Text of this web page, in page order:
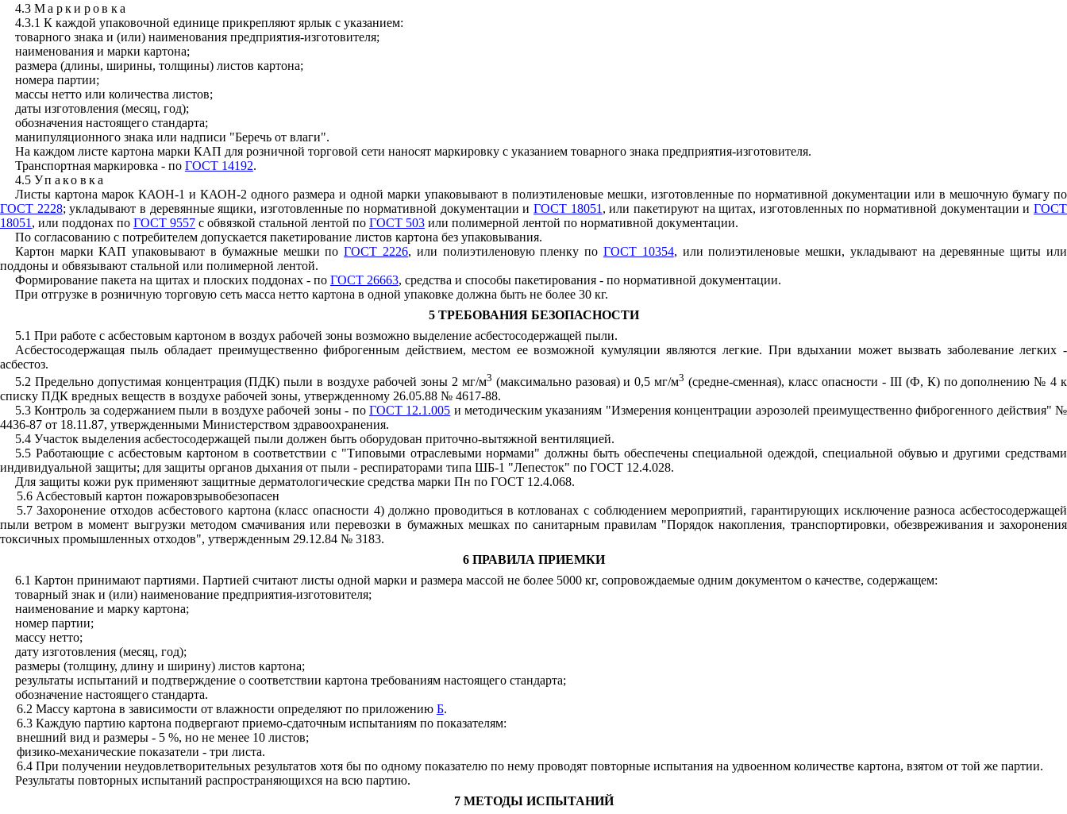
4.3 Маркировка
4.3.1 К каждой упаковочной единице прикрепляют ярлык с указанием:
товарного знака и (или) наименования предприятия-изготовителя;
наименования и марки картона;
размера (длины, ширины, толщины) листов картона;
номера партии;
массы нетто или количества листов;
даты изготовления (месяц, год);
обозначения настоящего стандарта;
манипуляционного знака или надписи "Беречь от влаги".
На каждом листе картона марки КАП для розничной торговой сети наносят маркировку с указанием товарного знака предприятия-изготовителя.
Транспортная маркировка - по ГОСТ 14192.
4.5 Упаковка
Листы картона марок КАОН-1 и КАОН-2 одного размера и одной марки упаковывают в полиэтиленовые мешки, изготовленные по нормативной документации или в мешочную бумагу по
ГОСТ 2228; укладывают в деревянные ящики, изготовленные по нормативной документации иГОСТ 18051 , или пакетируют на щитах, изготовленных по нормативной документации иГОСТ
18051 , или поддонах по ГОСТ 9557 с обвязкой стальной лентой по ГОСТ 503 или полимерной лентой по нормативной документации.
По согласованию с потребителем допускается пакетирование листов картона без упаковывания.
Картон марки КАП упаковывают в бумажные мешки поГОСТ 2226, или полиэтиленовую пленку по ГОСТ 10354, или полиэтиленовые мешки, укладывают на деревянные щиты или
поддоны и обвязывают стальной или полимерной лентой.
Формирование пакета на щитах и плоских поддонах - по ГОСТ 26663, средства и способы пакетирования - по нормативной документации.
При отгрузке в розничную торговую сеть масса нетто картона в одной упаковке должна быть не более 30 кг.
5 ТРЕБОВАНИЯ БЕЗОПАСНОСТИ
5.1 При работе с асбестовым картоном в воздух рабочей зоны возможно выделение асбестосодержащей пыли.
Асбестосодержащая пыль обладает преимущественно фиброгенным действием, местом ее возможной кумуляции являются легкие. При вдыхании может вызвать заболевание легких -
асбестоз.
5.2 Предельно допустимая концентрация (ПДК) пыли в воздухе рабочей зоны 2 мг/м3 (максимально разовая) и 0,5 мг/м3 (средне-сменная), класс опасности - III(Ф, К) по дополнению № 4 к
списку ПДК вредных веществ в воздухе рабочей зоны, утвержденному 26.05.88 № 4617-88.
5.3 Контроль за содержанием пыли в воздухе рабочей зоны - по ГОСТ 12.1.005 и методическим указаниям "Измерения концентрации аэрозолей преимущественно фиброгенного действия" №
4436-87 от 18.11.87, утвержденными Министерством здравоохранения.
5.4 Участок выделения асбестосодержащей пыли должен быть оборудован приточно-вытяжной вентиляцией.
5.5 Работающие с асбестовым картоном в соответствии с "Типовыми отраслевыми нормами" должны быть обеспечены специальной одеждой, специальной обувью и другими средствами
индивидуальной защиты; для защиты органов дыхания от пыли - респираторами типа ШБ-1 "Лепесток" по ГОСТ 12.4.028.
Для защиты кожи рук применяют защитные дерматологические средства марки Пн по ГОСТ 12.4.068.
5.6 Асбестовый картон пожаровзрывобезопасен
5.7 Захоронение отходов асбестового картона (класс опасности 4) должно проводиться в котлованах с соблюдением мероприятий, гарантирующих исключение разноса асбестосодержащей
пыли ветром в момент выгрузки методом смачивания или перевозки в бумажных мешках по санитарным правилам "Порядок накопления, транспортировки, обезвреживания и захоронения
токсичных промышленных отходов", утвержденным 29.12.84 № 3183.
6 ПРАВИЛА ПРИЕМКИ
6.1 Картон принимают партиями. Партией считают листы одной марки и размера массой не более 5000 кг, сопровождаемые одним документом о качестве, содержащем:
товарный знак и (или) наименование предприятия-изготовителя;
наименование и марку картона;
номер партии;
массу нетто;
дату изготовления (месяц, год);
размеры (толщину, длину и ширину) листов картона;
результаты испытаний и подтверждение о соответствии картона требованиям настоящего стандарта;
обозначение настоящего стандарта.
6.2 Массу картона в зависимости от влажности определяют по приложению Б.
6.3 Каждую партию картона подвергают приемо-сдаточным испытаниям по показателям:
внешний вид и размеры - 5 %, но не менее 10 листов;
физико-механические показатели - три листа.
6.4 При получении неудовлетворительных результатов хотя бы по одному показателю по нему проводят повторные испытания на удвоенном количестве картона, взятом от той же партии.
Результаты повторных испытаний распространяющихся на всю партию.
7 МЕТОДЫ ИСПЫТАНИЙ